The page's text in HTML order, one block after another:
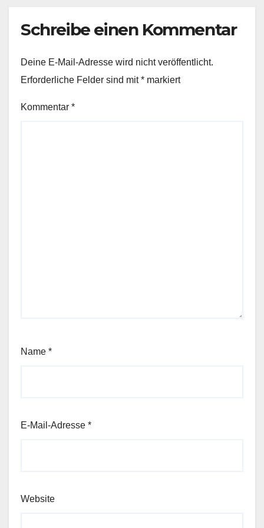
Schreibe einen Kommentar
Deine E-Mail-Adresse wird nicht veröffentlicht.
Erforderliche Felder sind mit* markiert
Kommentar *
Name *
E-Mail-Adresse *
Website